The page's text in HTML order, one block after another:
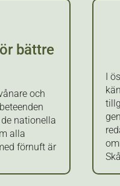
bättre
och
nationella
alla
förnuft är
I